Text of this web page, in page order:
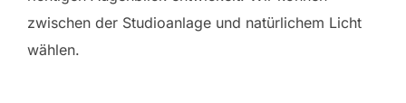
zwischen der Studioanlage und natürlichem Licht
wählen.